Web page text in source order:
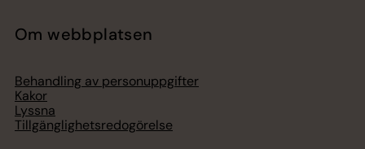
Om webbplatsen
Behandling av personuppgifter
Kakor
Lyssna
Tillgänglighetsredogörelse